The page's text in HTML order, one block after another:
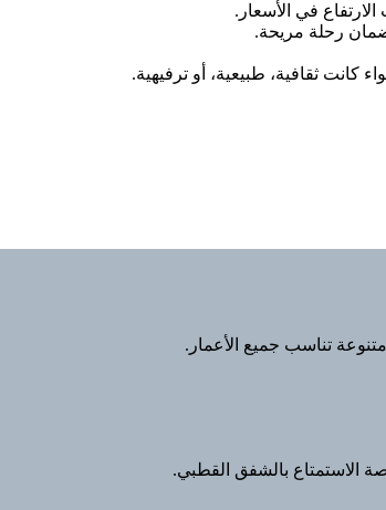
في الأسعار.
رحلة مريحة.
كانت ثقافية، طبيعية، أو ترفيهية.
تناسب جميع الأعمار.
الاستمتاع بالشفق القطبي.